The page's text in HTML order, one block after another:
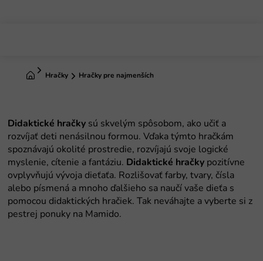
DomovHračky Hračky pre najmenších
Didaktické hračky sú skvelým spôsobom, ako učiť a
rozvíjať deti nenásilnou formou. Vďaka týmto hračkám
spoznávajú okolité prostredie, rozvíjajú svoje logické
myslenie, cítenie a fantáziu. Didaktické hračky pozitívne
ovplyvňujú vývoja dieťaťa. Rozlišovať farby, tvary, čísla
alebo písmená a mnoho ďalšieho sa naučí vaše dieťa s
pomocou didaktických hračiek. Tak neváhajte a vyberte si z
pestrej ponuky na Mamido.